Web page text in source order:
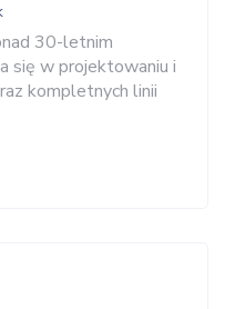
30-letnim
się w projektowaniu i
kompletnych linii